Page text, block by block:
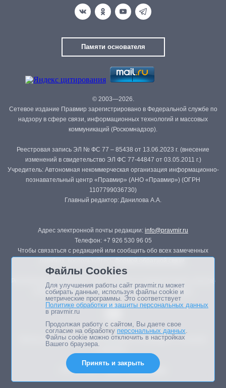
Памяти основателя
© 2003—2026.
Сетевое издание Правмир зарегистрировано в Федеральной службе по
надзору в сфере связи, информационных технологий и массовых
коммуникаций (Роскомнадзор).
Реестровая запись ЭЛ № ФС 77 – 85438 от 13.06.2023 г. (внесение
изменений в свидетельство ЭЛ ФС 77-44847 от 03.05.2011 г.)
Учредитель: Автономная некоммерческая организация информационно-
познавательный центр «Правмир» (АНО «Правмир») (ОГРН
1107799036730)
Главный редактор: Данилова А.А.
Адрес электронной почты редакции: info@pravmir.ru
Телефон: +7 926 530 96 05
Чтобы связаться с редакцией или сообщить обо всех замеченных
Републикация материалов сайта в печатных изданиях (книгах, прессе)
возможна только с письменного разрешения редакции.
Мнение авторов статей портала может не совпадать с позицией
Дизайн сайта -
Файлы Cookies
Для улучшения работы сайт pravmir.ru может
собирать данные, используя файлы cookie и
метрические программы. Это соответствует
Политике обработки и защиты персональных данных
в pravmir.ru
Продолжая работу с сайтом, Вы даете свое
согласие на обработку персональных данных.
Файлы cookie можно отключить в настройках
Вашего браузера.
Принять и закрыть